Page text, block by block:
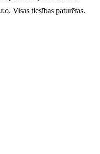
Visas tiesības paturētas.